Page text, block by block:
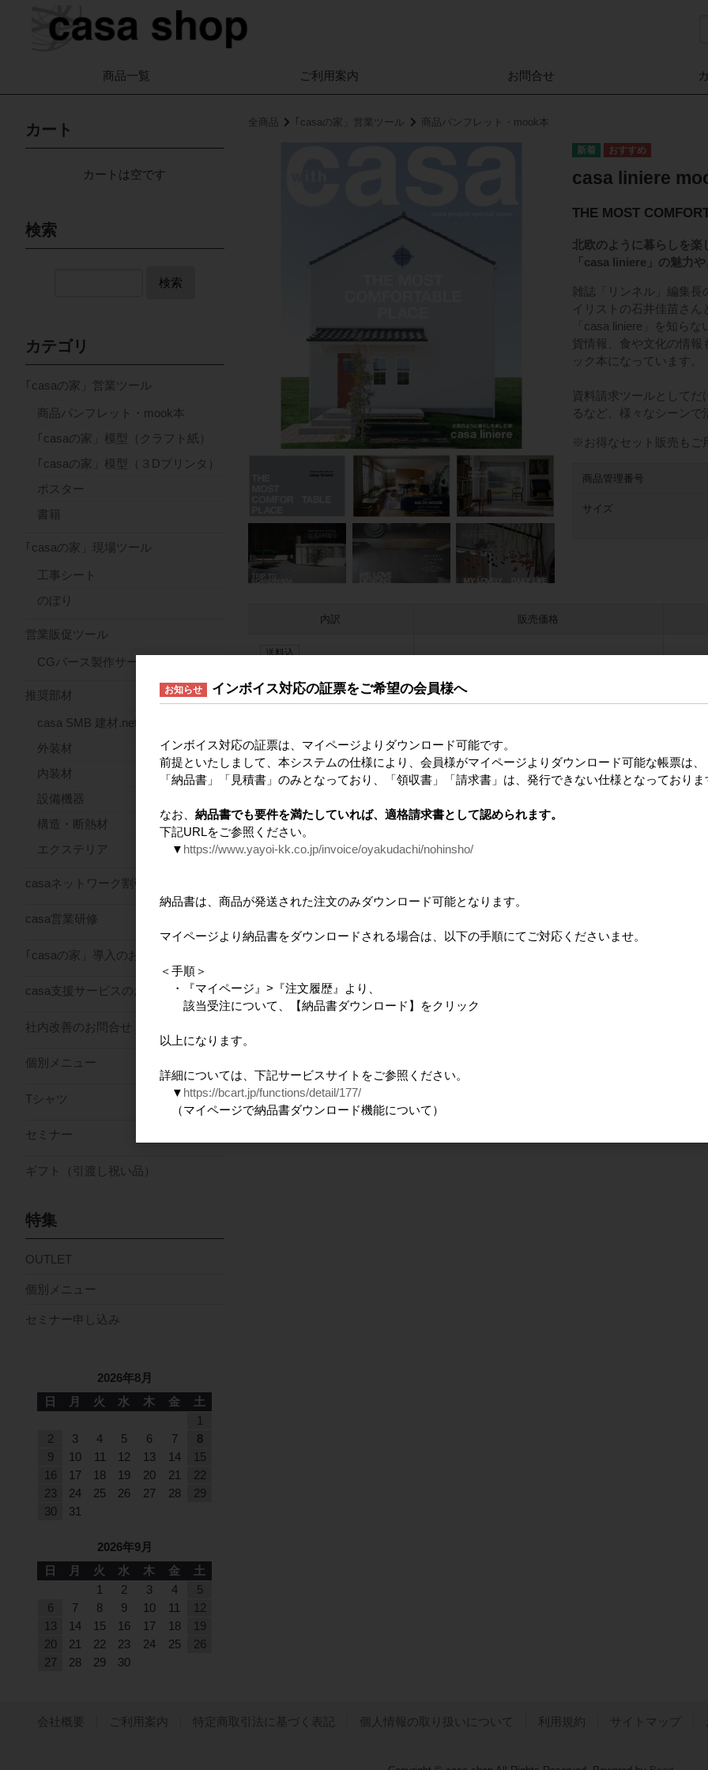
商品一覧 ご利用案内 お問合せ
全商品 ｢casaの家」営業ツール 商品パンフレット・mook本
casa liniere
THE MOST
北欧のように暮らしを楽
「casa liniere」の魅力
雑誌「リンネル」編集長
イリストの石井佳苗さん
「casa liniere」を知ら
貨情報、食や文化の情報
ック本になっています。
資料請求ツールとして
るなど、様々なシーンで
※お得なセット販売もご
商品管理番号
サイズ
内訳 販売価格
送料込
50冊
100冊
ベーシックセット
カート
カートは空です
検索
検索
カテゴリ
｢casaの家」営業ツール
商品パンフレット・mook本
｢casaの家」模型（クラフト紙）
｢casaの家」模型（３Dプリンタ）
ポスター
書籍
｢casaの家」現場ツール
工事シート
のぼり
営業販促ツール
CGパース製作サービス
推奨部材
casa SMB 建材.net
外装材
内装材
設備機器
構造・断熱材
エクステリア
casaネットワーク割引サービス
casa営業研修
｢casaの家」導入のお問合せ
casa支援サービスのお問合せ
社内改善のお問合せ
個別メニュー
Tシャツ
セミナー
ギフト（引渡し祝い品）
特集
OUTLET
個別メニュー
セミナー申し込み
2026年8月
日
月 火 水 木 金
土
1
2
3 4 5 6 7
8
9
10 11 12 13 14
15
16
17 18 19 20 21
22
23
24 25 26 27 28
29
30
31
2026年9月
日
月 火 水 木 金
土
1
2 3 4
5
6
7 8 9 10 11
12
13
14 15 16 17 18
19
20
21 22 23 24 25
26
27
28 29 30
会社概要 ご利用案内 特定商取引法に基づく表記 個人情報の取り扱いについて 利用規約 サイトマップ
お知らせ インボイス対応の証票をご希望の会員様へ
インボイス対応の証票は、マイページよりダウンロード可能です。
前提といたしまして、本システムの仕様により、会員様がマイページよりダウンロード可能な帳票は、
「納品書」「見積書」のみとなっており、「領収書」「請求書」は、発行できない仕様となっておりま
なお、 納品書でも要件を満たしていれば、適格請求書として認められます。
下記URLをご参照ください。
▼ https://www.yayoi-kk.co.jp/invoice/oyakudachi/nohinsho/
納品書は、商品が発送された注文のみダウンロード可能となります。
マイページより納品書をダウンロードされる場合は、以下の手順にてご対応くださいませ。
＜手順＞
・『マイページ』>『注文履歴』より、
該当受注について、【納品書ダウンロード】をクリック
以上になります。
詳細については、下記サービスサイトをご参照ください。
▼ https://bcart.jp/functions/detail/177/
（マイページで納品書ダウンロード機能について）